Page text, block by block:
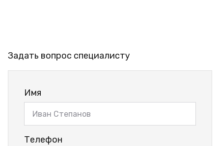
Задать вопрос специалисту
Имя
Телефон